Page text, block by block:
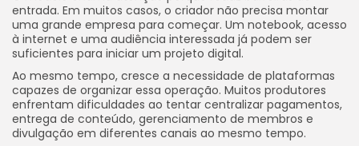
entrada. Em muitos casos, o criador não precisa montar
uma grande empresa para começar. Um notebook, acesso
à internet e uma audiência interessada já podem ser
suficientes para iniciar um projeto digital.
Ao mesmo tempo, cresce a necessidade de plataformas
capazes de organizar essa operação. Muitos produtores
enfrentam dificuldades ao tentar centralizar pagamentos,
entrega de conteúdo, gerenciamento de membros e
divulgação em diferentes canais ao mesmo tempo.